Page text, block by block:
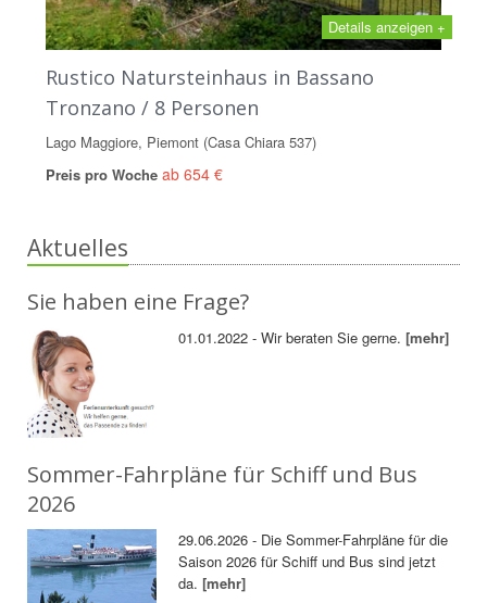
Details anzeigen +
Rustico Natursteinhaus in Bassano
Tronzano / 8 Personen
Lago Maggiore, Piemont (Casa Chiara 537)
Preis pro Woche ab 654 €
Aktuelles
Sie haben eine Frage?
01.01.2022 - Wir beraten Sie gerne.[mehr]
Sommer-Fahrpläne für Schiff und Bus
2026
29.06.2026 - Die Sommer-Fahrpläne für die
Saison 2026 für Schiff und Bus sind jetzt
da.[mehr]